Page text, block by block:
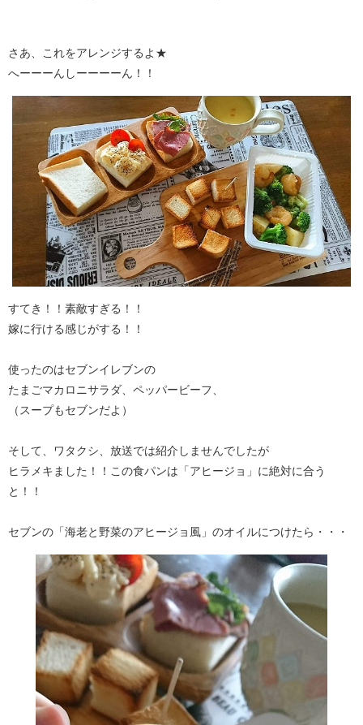
さあ、これをアレンジするよ★
へーーーんしーーーーん！！
すてき！！素敵すぎる！！
嫁に行ける感じがする！！
使ったのはセブンイレブンの
たまごマカロニサラダ、ペッパービーフ、
（スープもセブンだよ）
そして、ワタクシ、放送では紹介しませんでしたが
ヒラメキました！！この食パンは「アヒージョ」に絶対に合う
と！！
セブンの「海老と野菜のアヒージョ風」のオイルにつけたら・・・